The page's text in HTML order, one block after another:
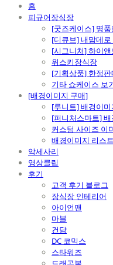
홈
피규어장식장
[굿즈케이스] 명
[디큐브] 내맘데
[시그니처] 하이
위스키장식장
[기획상품] 한정
기타 쇼케이스 보
[배경이미지 구매]
[루니트] 배경이미
[퍼니처스마트]
커스텀 사이즈 이
배경이미지 리스
악세사리
영상클립
후기
고객 후기 블로그
장식장 인테리어
아이언맨
마블
건담
DC 코믹스
스타워즈